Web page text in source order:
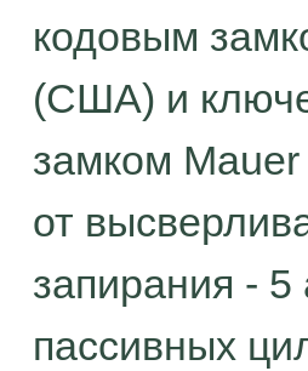
кодовым
(США) и
замком
от
запирания - 5
пассивных